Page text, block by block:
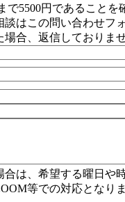
で5500円であることを
はこの問い合わせフ
合、返信しておりませ
は、希望する曜日や
等での対応となりま